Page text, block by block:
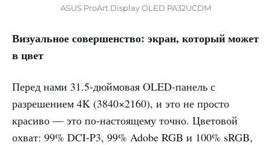
ASUS ProArt Display OLED PA32UCDM
Визуальное совершенство: экран, который может
в цвет
Перед нами 31.5-дюймовая OLED-панель с
разрешением 4K (3840×2160), и это не просто
красиво — это по-настоящему точно. Цветовой
охват: 99% DCI-P3, 99% Adobe RGB и 100% sRGB,